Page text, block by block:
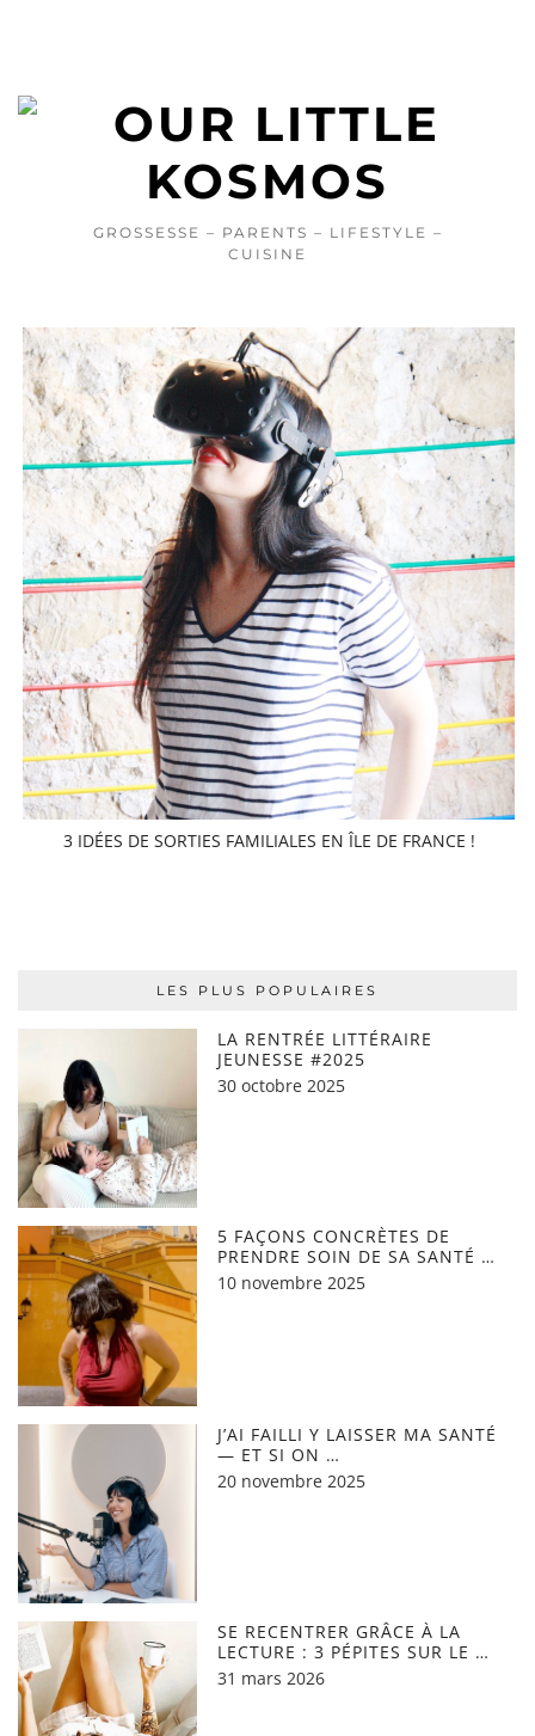
GROSSESSE – PARENTS – LIFESTYLE –
CUISINE
3 IDÉES DE SORTIES FAMILIALES EN ÎLE DE FRANCE !
LES PLUS POPULAIRES
LA RENTRÉE LITTÉRAIRE
JEUNESSE #2025
30 octobre 2025
5 FAÇONS CONCRÈTES DE
PRENDRE SOIN DE SA SANTÉ …
10 novembre 2025
J’AI FAILLI Y LAISSER MA SANTÉ
— ET SI ON …
20 novembre 2025
SE RECENTRER GRÂCE À LA
LECTURE : 3 PÉPITES SUR LE …
31 mars 2026